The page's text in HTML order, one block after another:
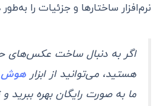
نرم‌افزار ساختارها و جزئیات را
اگر به دنبال ساخت عکس‌های
هستید، می‌توانید از ابزار هوش
ما به صورت رایگان بهره ببرید